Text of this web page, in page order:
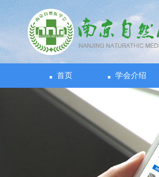
首页 学会介绍